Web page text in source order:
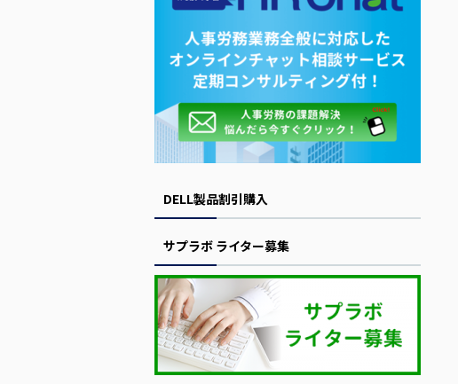
DELL製品割引購入
サプラボ ライター募集